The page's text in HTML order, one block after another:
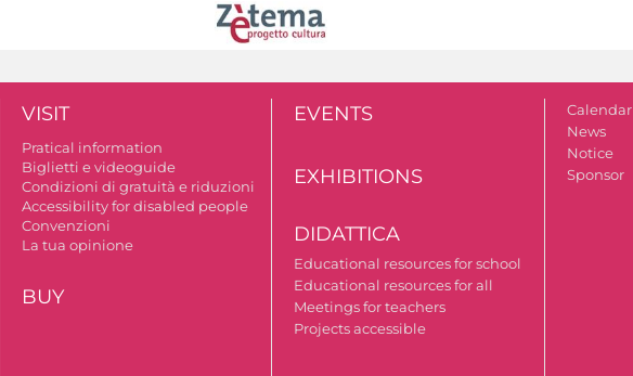
VISIT
Pratical information
Biglietti e videoguide
Condizioni di gratuità e riduzioni
Accessibility for disabled people
Convenzioni
La tua opinione
BUY
EVENTS
EXHIBITIONS
DIDATTICA
Educational resources for school
Educational resources for all
Meetings for teachers
Projects accessible
Calendar
News
Notice
Sponsor